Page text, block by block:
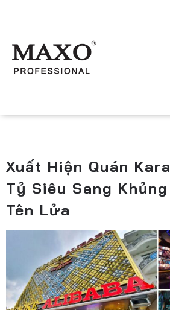
Xuất Hiện Quán
Tỷ Siêu Sang
Tên Lửa